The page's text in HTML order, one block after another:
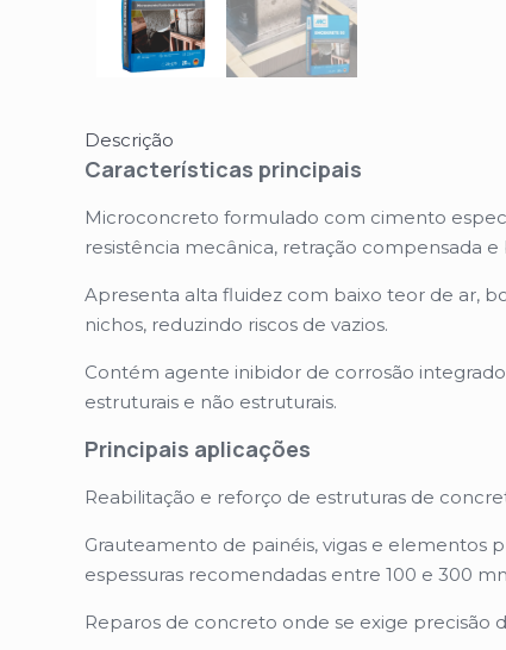
Descrição
Características principais
Microconcreto formulado com cimento
resistência mecânica, retração compensada
Apresenta alta fluidez com baixo teor de ar,
nichos, reduzindo riscos de vazios.
Contém agente inibidor de corrosão
estruturais e não estruturais.
Principais aplicações
Reabilitação e reforço de estruturas de
Grauteamento de painéis, vigas e elementos
espessuras recomendadas entre 100 e 300
Reparos de concreto onde se exige precisão